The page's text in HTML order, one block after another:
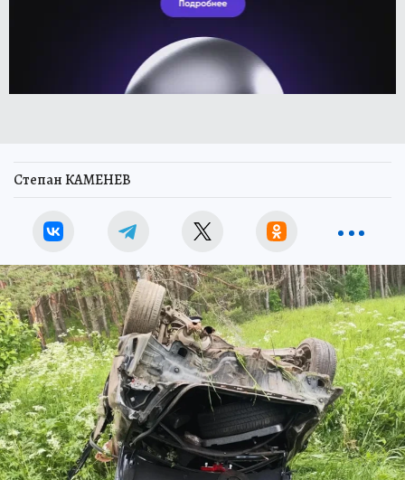
Степан КАМЕНЕВ